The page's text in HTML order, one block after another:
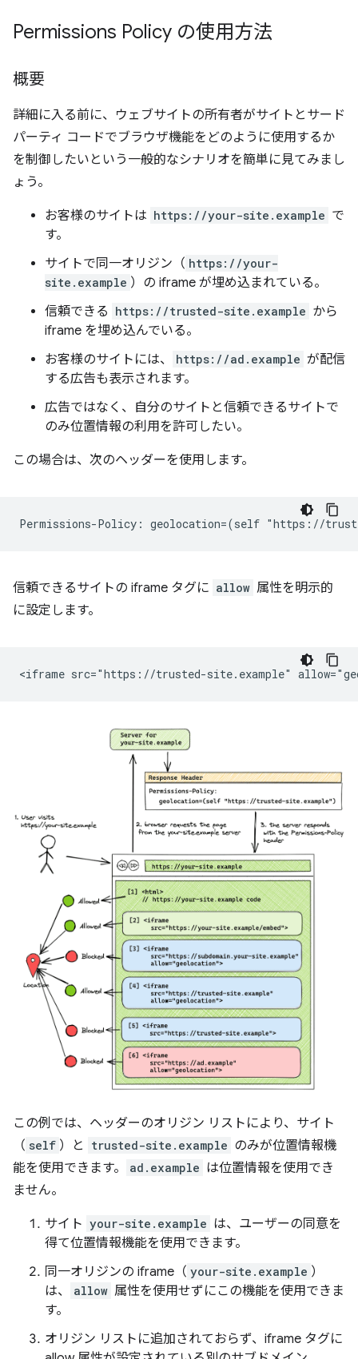
Permissions Policy の使用方法
概要
詳細に入る前に、ウェブサイトの所有者がサイトとサード
パーティ コードでブラウザ機能をどのように使用するか
を制御したいという一般的なシナリオを簡単に見てみまし
ょう。
お客様のサイトは https://your-site.example で
す。
サイトで同一オリジン（ https://your-
site.example ）の iframe が埋め込まれている。
信頼できる https://trusted-site.example から
iframe を埋め込んでいる。
お客様のサイトには、
https://ad.example が配信
する広告も表示されます。
広告ではなく、自分のサイトと信頼できるサイトで
のみ位置情報の利用を許可したい。
この場合は、次のヘッダーを使用します。
信頼できるサイトの iframe タグに allow 属性を明示的
に設定します。
この例では、ヘッダーのオリジン リストにより、サイト
（ self ）と trusted-site.example のみが位置情報機
能を使用できます。
ad.example は位置情報を使用でき
ません。
サイト your-site.example は、ユーザーの同意を
得て位置情報機能を使用できます。
同一オリジンの iframe（ your-site.example ）
は、
allow 属性を使用せずにこの機能を使用できま
す。
オリジン リストに追加されておらず、iframe タグに